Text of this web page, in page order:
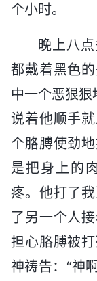
个小时。
晚上八
都戴着黑色
中一个恶狠狠
说着他顺手
个胳膊使劲
是把身上的
疼。他打了
了另一个人
担心胳膊被
神祷告：“神